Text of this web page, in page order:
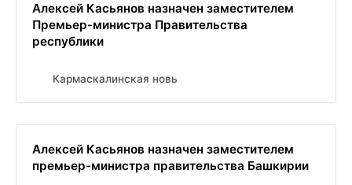
Алексей Касьянов назначен заместителем
Премьер-министра Правительства
республики
Кармаскалинская новь
Алексей Касьянов назначен заместителем
премьер-министра правительства Башкирии